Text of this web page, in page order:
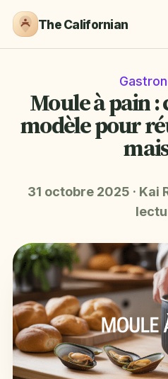
The Californian
Moule à pain
modèle pour
31 octobre 2025 · Kai